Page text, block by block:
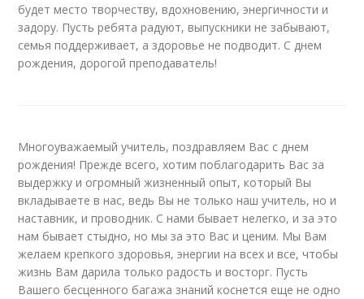
будет место творчеству, вдохновению, энергичности и
задору. Пусть ребята радуют, выпускники не забывают,
семья поддерживает, а здоровье не подводит. С днем
рождения, дорогой преподаватель!
Многоуважаемый учитель, поздравляем Вас с днем
рождения! Прежде всего, хотим поблагодарить Вас за
выдержку и огромный жизненный опыт, который Вы
вкладываете в нас, ведь Вы не только наш учитель, но и
наставник, и проводник. С нами бывает нелегко, и за это
нам бывает стыдно, но мы за это Вас и ценим. Мы Вам
желаем крепкого здоровья, энергии на всех и все, чтобы
жизнь Вам дарила только радость и восторг. Пусть
Вашего бесценного багажа знаний коснется еще не одно